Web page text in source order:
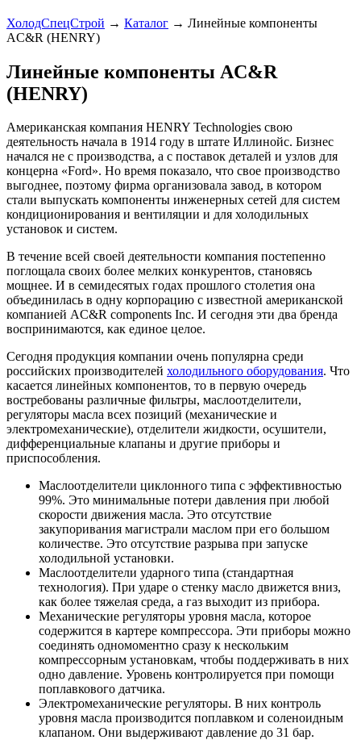
ХолодСпецСтрой → Каталог → Линейные компоненты
AC&R (HENRY)
Линейные компоненты AC&R
(HENRY)
Американская компания HENRY Technologies свою
деятельность начала в 1914 году в штате Иллинойс. Бизнес
начался не с производства, а с поставок деталей и узлов для
концерна «Ford». Но время показало, что свое производство
выгоднее, поэтому фирма организовала завод, в котором
стали выпускать компоненты инженерных сетей для систем
кондиционирования и вентиляции и для холодильных
установок и систем.
В течение всей своей деятельности компания постепенно
поглощала своих более мелких конкурентов, становясь
мощнее. И в семидесятых годах прошлого столетия она
объединилась в одну корпорацию с известной американской
компанией AC&R components Inc. И сегодня эти два бренда
воспринимаются, как единое целое.
Сегодня продукция компании очень популярна среди
российских производителей холодильного оборудования. Что
касается линейных компонентов, то в первую очередь
востребованы различные фильтры, маслоотделители,
регуляторы масла всех позиций (механические и
электромеханические), отделители жидкости, осушители,
дифференциальные клапаны и другие приборы и
приспособления.
Маслоотделители циклонного типа с эффективностью
99%. Это минимальные потери давления при любой
скорости движения масла. Это отсутствие
закупоривания магистрали маслом при его большом
количестве. Это отсутствие разрыва при запуске
холодильной установки.
Маслоотделители ударного типа (стандартная
технология). При ударе о стенку масло движется вниз,
как более тяжелая среда, а газ выходит из прибора.
Механические регуляторы уровня масла, которое
содержится в картере компрессора. Эти приборы можно
соединять одномоментно сразу к нескольким
компрессорным установкам, чтобы поддерживать в них
одно давление. Уровень контролируется при помощи
поплавкового датчика.
Электромеханические регуляторы. В них контроль
уровня масла производится поплавком и соленоидным
клапаном. Они выдерживают давление до 31 бар.